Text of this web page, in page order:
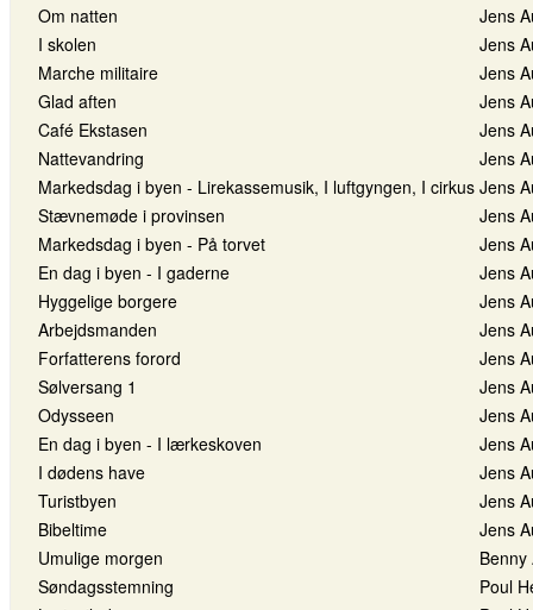
Om natten
Jens
I skolen
Jens
Marche militaire
Jens
Glad aften
Jens
Café Ekstasen
Jens
Nattevandring
Jens
Markedsdag i byen - Lirekassemusik, I luftgyngen, I cirkus Jens
Stævnemøde i provinsen
Jens
Markedsdag i byen - På torvet
Jens
En dag i byen - I gaderne
Jens
Hyggelige borgere
Jens
Arbejdsmanden
Jens
Forfatterens forord
Jens
Sølversang 1
Jens
Odysseen
Jens
En dag i byen - I lærkeskoven
Jens
I dødens have
Jens
Turistbyen
Jens
Bibeltime
Jens
Umulige morgen
Benny
Søndagsstemning
Poul